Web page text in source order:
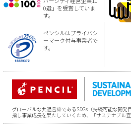
0選」を受賞していま
す。
ペンシルはプライバシ
ーマーク付与事業者で
す。
グローバルな共通言語であるSDGs（持続可能な開
指し事業成長を果たしていくため、「サステナブル宣